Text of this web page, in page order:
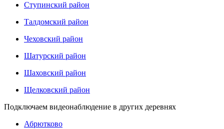
Ступинский район
Талдомский район
Чеховский район
Шатурский район
Шаховский район
Щелковский район
Подключаем видеонаблюдение в других деревнях
Абрютково